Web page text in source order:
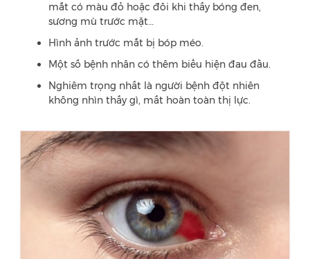
mắt có màu đỏ hoặc đôi khi thấy bóng đen,
sương mù trước mặt…
Hình ảnh trước mắt bị bóp méo.
Một số bệnh nhân có thêm biểu hiện đau đầu.
Nghiêm trọng nhất là người bệnh đột nhiên
không nhìn thấy gì, mất hoàn toàn thị lực.